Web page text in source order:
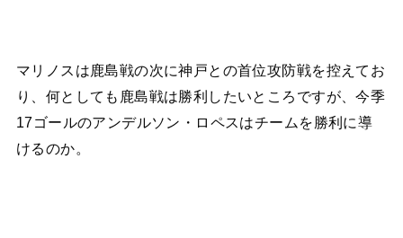
マリノスは鹿島戦の次に神戸との首位攻防戦を控えてお
り、何としても鹿島戦は勝利したいところですが、今季
17ゴールのアンデルソン・ロペスはチームを勝利に導
けるのか。